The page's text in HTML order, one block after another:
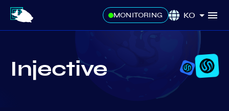
MONITORING KO
Injective